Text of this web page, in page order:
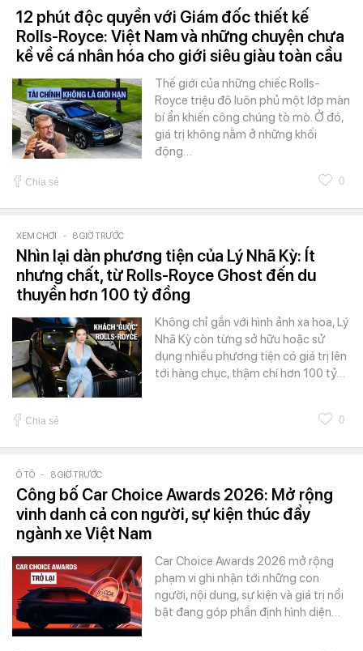
12 phút độc quyền với Giám đốc thiết kế
Rolls-Royce: Việt Nam và những chuyện chưa
kể về cá nhân hóa cho giới siêu giàu toàn cầu
Thế giới của những chiếc Rolls-
Royce triệu đô luôn phủ một lớp màn
bí ẩn khiến công chúng tò mò. Ở đó,
giá trị không nằm ở những khối
động…
Chia sẻ 0
XEM CHƠI - 8 GIỜ TRƯỚC
Nhìn lại dàn phương tiện của Lý Nhã Kỳ: Ít
nhưng chất, từ Rolls-Royce Ghost đến du
thuyền hơn 100 tỷ đồng
Không chỉ gắn với hình ảnh xa hoa, Lý
Nhã Kỳ còn từng sở hữu hoặc sử
dụng nhiều phương tiện có giá trị lên
tới hàng chục, thậm chí hơn 100 tỷ…
Chia sẻ 0
Ô TÔ - 8 GIỜ TRƯỚC
Công bố Car Choice Awards 2026: Mở rộng
vinh danh cả con người, sự kiện thúc đẩy
ngành xe Việt Nam
Car Choice Awards 2026 mở rộng
phạm vi ghi nhận tới những con
người, nội dung, sự kiện và giá trị nổi
bật đang góp phần định hình diện…